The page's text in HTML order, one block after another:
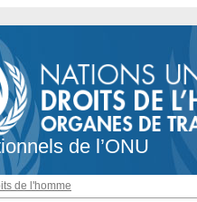
de l’ONU
de l'homme